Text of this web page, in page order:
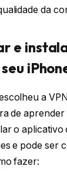
da
e
a
de
o aplicativo
e pode ser
fazer: